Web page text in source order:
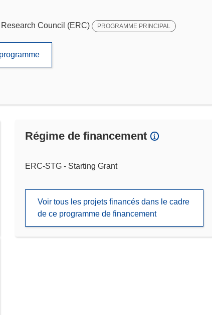
Council (ERC) PROGRAMME PRINCIPAL
Régime de financement
ERC-STG - Starting Grant
Voir tous les projets financés dans le cadre
de ce programme de financement